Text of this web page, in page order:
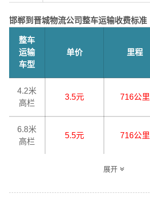
邯郸到晋城物流公司整车运输收费标准
整车
运输
车型
单价 里程
4.2米
高栏
3.5元 716公里
6.8米
高栏
5.5元 716公里
展开